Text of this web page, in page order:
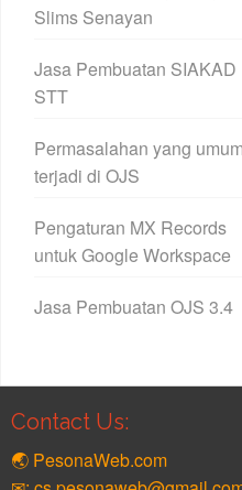
Slims Senayan
Jasa Pembuatan SIAKAD
STT
Permasalahan yang umum
terjadi di OJS
Pengaturan MX Records
untuk Google Workspace
Jasa Pembuatan OJS 3.4
Contact Us:
🌏 PesonaWeb.com